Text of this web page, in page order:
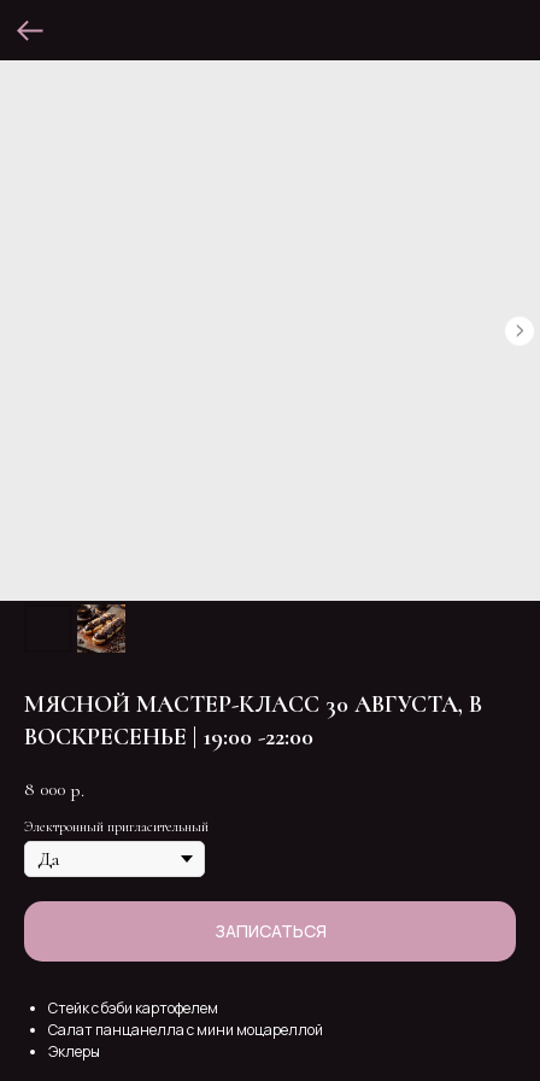
МЯСНОЙ МАСТЕР-КЛАСС 30 АВГУСТА, В
ВОСКРЕСЕНЬЕ | 19:00 -22:00
8 000 р.
Электронный пригласительный
ЗАПИСАТЬСЯ
Стейк с бэби картофелем
Салат панцанелла с мини моцареллой
Эклеры